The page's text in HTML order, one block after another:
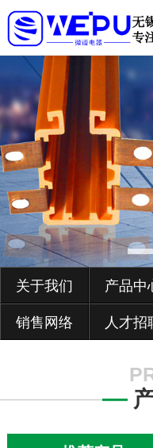
关于我们 产品中
销售网络 人才招